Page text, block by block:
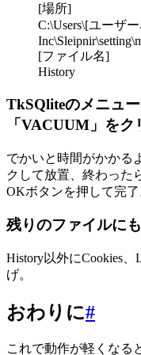
[場所]
C:\Users\[ユーザ
[ファイル名]
History
TkSQliteのメニュ
「VACUUM」をク
でかいと時間がかかる
クして放置、終わった
OKボタンを押して完了
残りのファイルに
History以外にCookies、
げ。
おわりに#
これで動作が軽くなる